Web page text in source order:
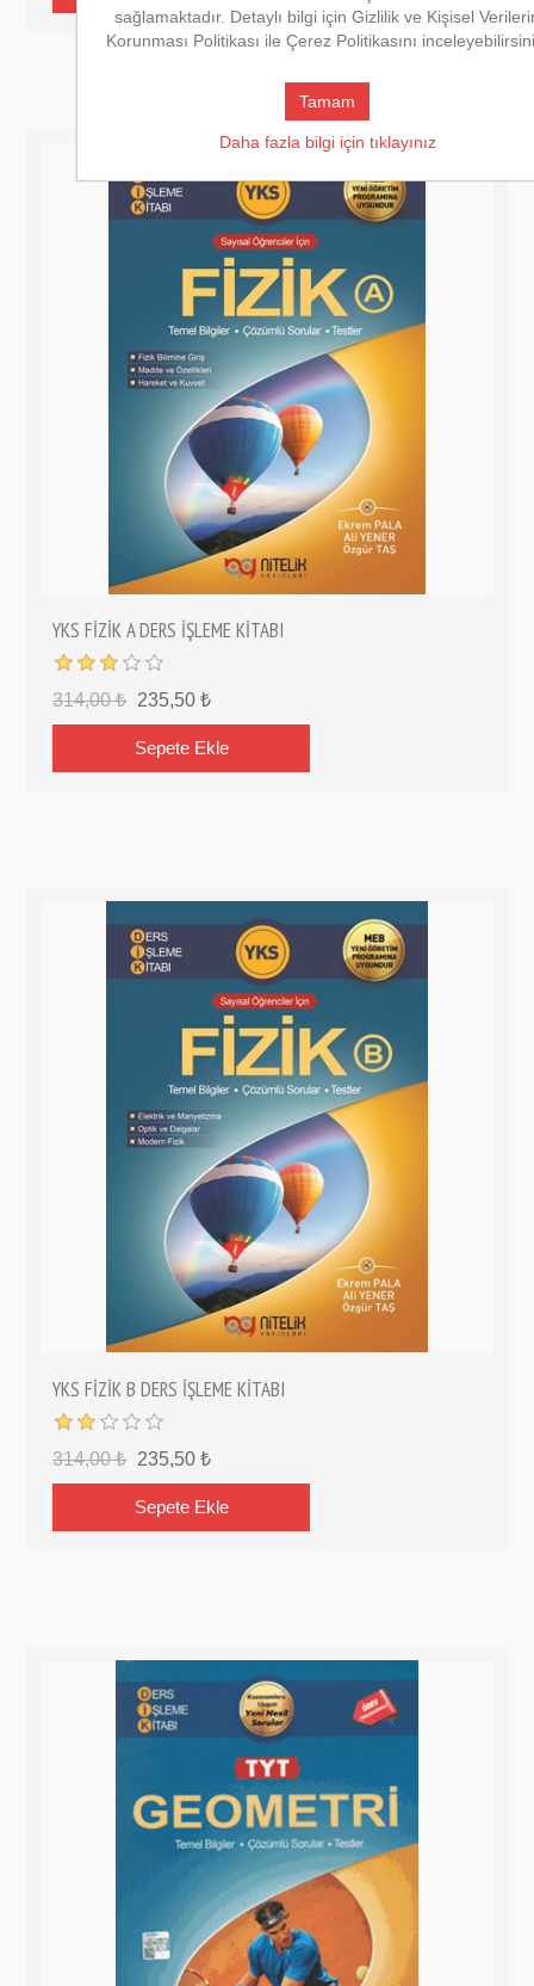
YKS FİZİK A DERS İŞLEME KİTABI
314,00 ₺ 235,50 ₺
YKS FİZİK B DERS İŞLEME KİTABI
314,00 ₺ 235,50 ₺
sağlamaktadır. Detaylı bilgi için Gizlilik ve Kişisel
Korunması Politikası ile Çerez Politikasını
Tamam
Daha fazla bilgi için tıklayınız